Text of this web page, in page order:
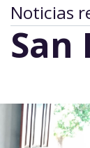
Noticias
San